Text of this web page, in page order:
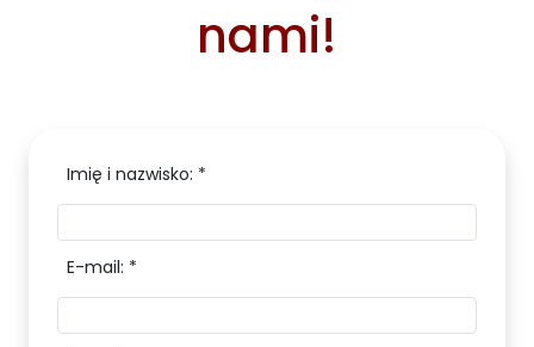
nami!
Imię i nazwisko: *
E-mail: *